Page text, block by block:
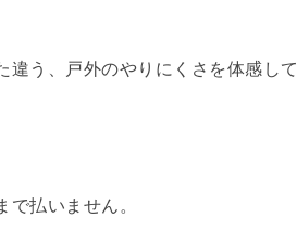
う、戸外のやりにくさを体感して
払いません。